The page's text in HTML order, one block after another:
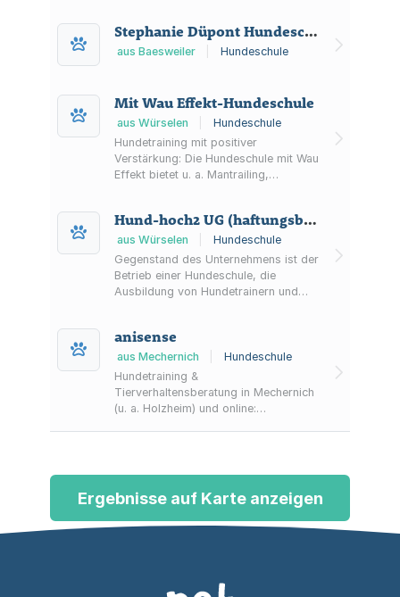
Wesensbeurteilung und
Begleithundprüfung.
Stephanie Düpont Hundeschule
aus Baesweiler Hundeschule
Mit Wau Effekt-Hundeschule
aus Würselen
Hundeschule
Hundetraining mit positiver
Verstärkung: Die Hundeschule mit Wau
Effekt bietet u. a. Mantrailing,
oder begleitende Gassirunde).
Hund-hoch2 UG (haftungsbeschränkt)
aus Würselen
Hundeschule
Gegenstand des Unternehmens ist der
Betrieb einer Hundeschule, die
Ausbildung von Hundetrainern und
anisense
aus Mechernich
Hundeschule
Hundetraining &
Tierverhaltensberatung in Mechernich
(u. a. Holzheim) und online:
Ergebnisse auf Karte anzeigen